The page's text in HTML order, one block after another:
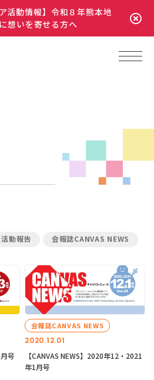
活動情報】令和８年熊本地
想いを寄せる方へ
活動報告 会報誌CANVAS NEWS
号
2020.12.01
会報誌CANVAS NEWS
【CANVAS NEWS】2020年12・2021
年1月号